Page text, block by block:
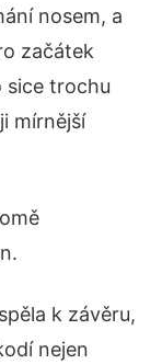
nosem, a
začátek
sice trochu
mírnější
k závěru,
nejen